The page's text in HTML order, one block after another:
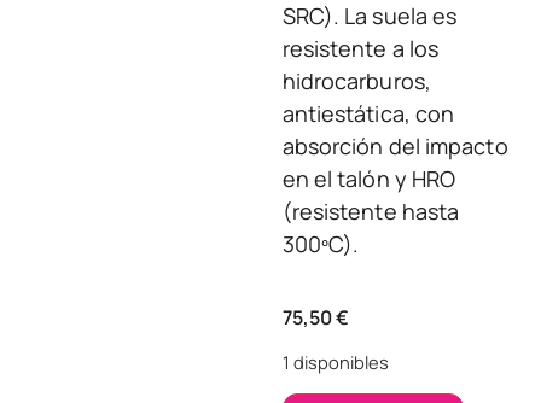
SRC). La suela es
resistente a los
hidrocarburos,
antiestática, con
absorción del impacto
en el talón y HRO
(resistente hasta
300ºC).
75,50€
1 disponibles